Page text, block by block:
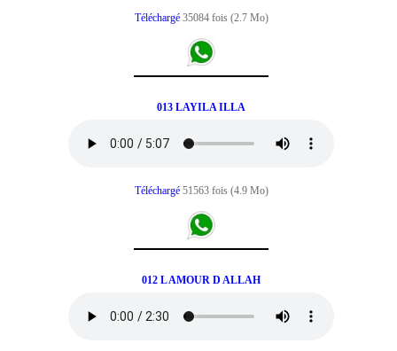
Téléchargé 35084 fois (2.7 Mo)
013 LAYILA ILLA
Téléchargé 51563 fois (4.9 Mo)
012 L AMOUR D ALLAH